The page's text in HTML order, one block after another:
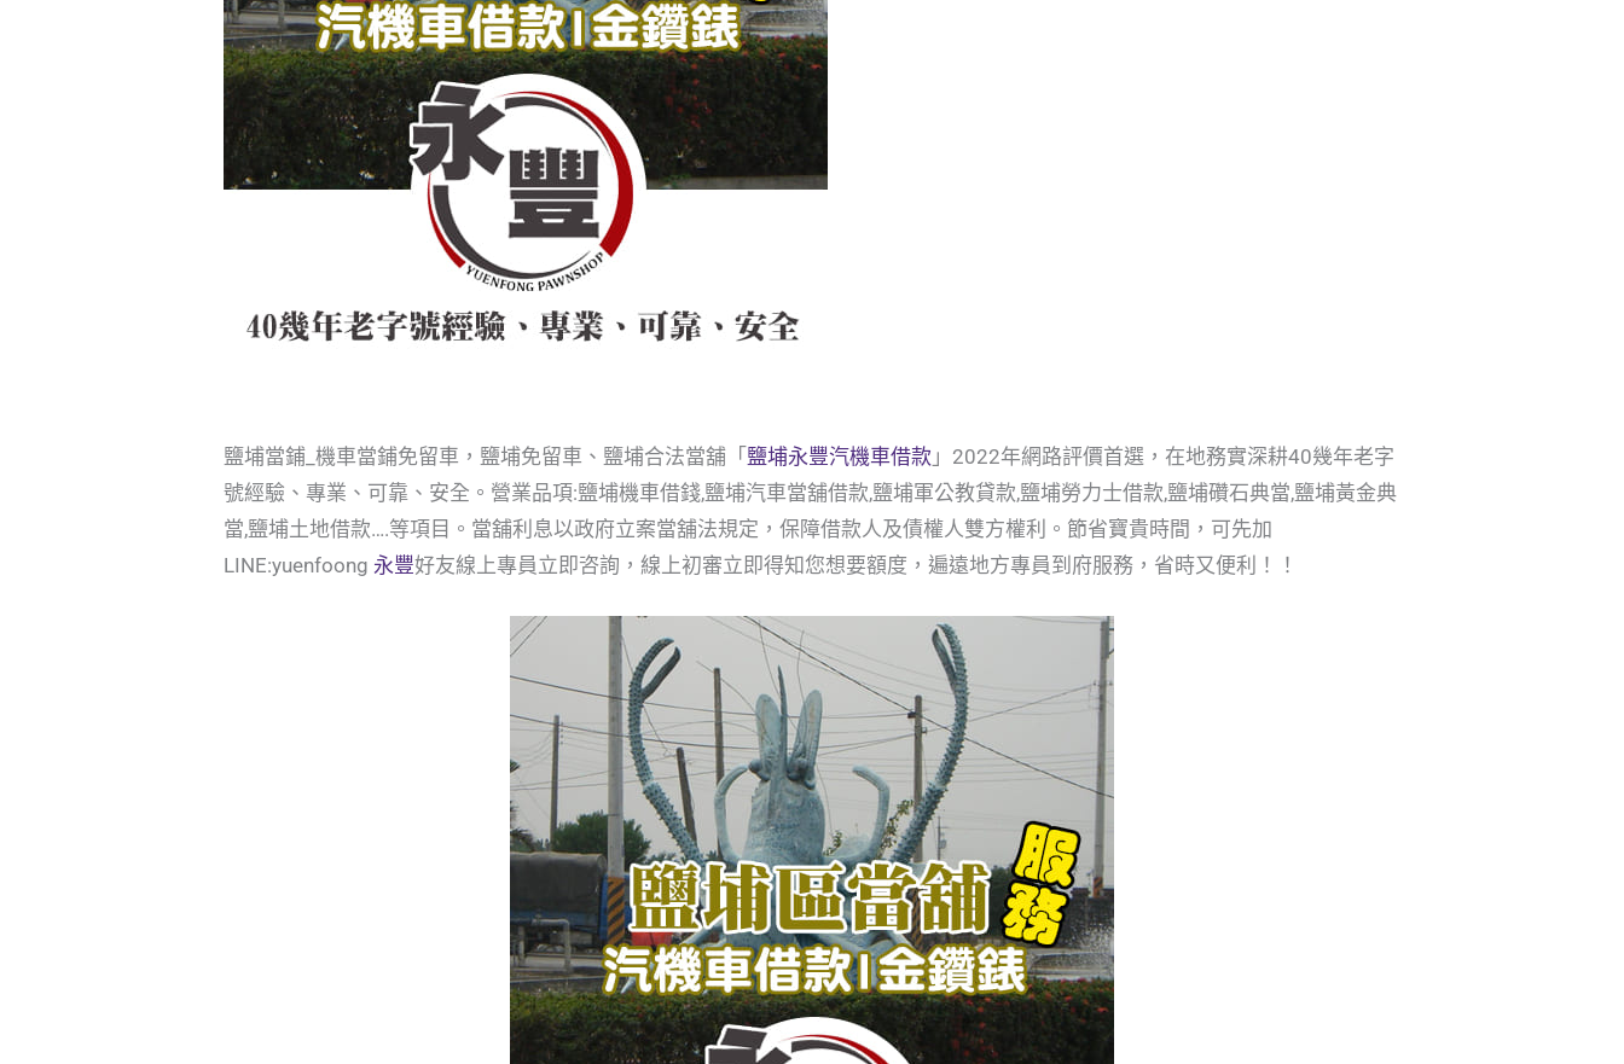
鹽埔當鋪_機車當鋪免留車，鹽埔免留車、鹽埔合法當舖「 鹽埔永豐汽機車借款 」2022年網路評價首選，在地務實深耕40幾年老字
號經驗、專業、可靠、安全。營業品項:鹽埔機車借錢,鹽埔汽車當舖借款,鹽埔軍公教貸款,鹽埔勞力士借款,鹽埔礸石典當,鹽埔黃金典
當,鹽埔土地借款….等項目。當舖利息以政府立案當舖法規定，保障借款人及債權人雙方權利。節省寶貴時間，可先加
LINE:yuenfoong 永豐好友線上專員立即咨詢，線上初審立即得知您想要額度，遍遠地方專員到府服務，省時又便利！！